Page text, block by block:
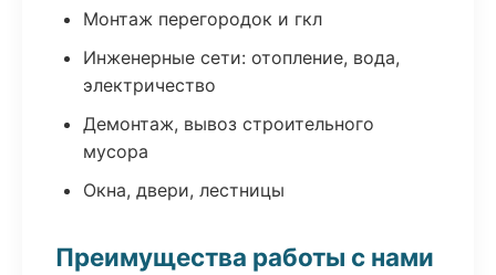
Монтаж перегородок и гкл
Инженерные сети: отопление, вода,
электричество
Демонтаж, вывоз строительного
мусора
Окна, двери, лестницы
Преимущества работы с нами